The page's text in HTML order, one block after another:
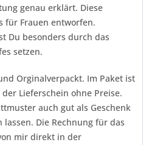
genau erklärt. Diese
für Frauen entworfen.
Du besonders durch das
setzen.
Orginalverpackt. Im Paket ist
Lieferschein ohne Preise.
auch gut als Geschenk
Die Rechnung für das
mir direkt in der